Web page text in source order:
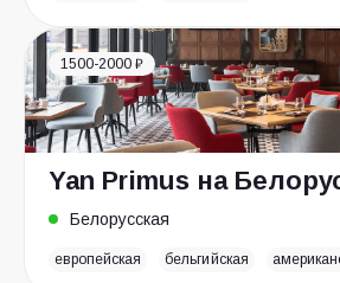
1500-2000 ₽
Yan Primus на
Белорусская
европейская бельгийская